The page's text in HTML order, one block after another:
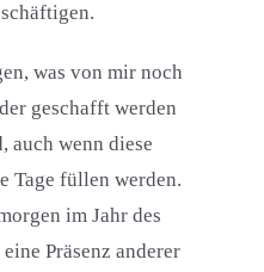
was von mir noch
geschafft werden
auch wenn diese
Tage füllen werden.
im Jahr des
Präsenz anderer